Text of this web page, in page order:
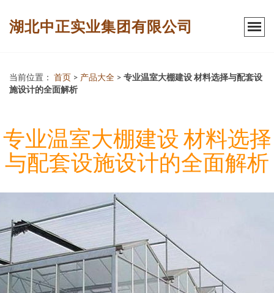
湖北中正实业集团有限公司
当前位置： 首页 > 产品大全 > 专业温室大棚建设 材料选择与配套设
施设计的全面解析
专业温室大棚建设 材料选择
与配套设施设计的全面解析